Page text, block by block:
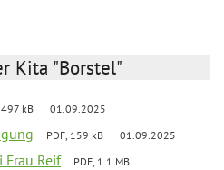
Kita "Borstel"
497 kB 01.09.2025
PDF, 159 kB 01.09.2025
Frau Reif
PDF, 1.1 MB